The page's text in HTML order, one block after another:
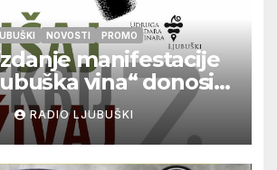
NOVOSTI PROMO
manifestacije
vina“ donosi
vina, gastronomiju i
RADIO LJUBUŠKI